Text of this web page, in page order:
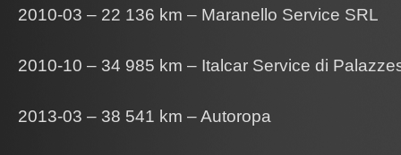
2010-03 – 22 136 km – Maranello Service SRL
2010-10 – 34 985 km – Italcar Service di
2013-03 – 38 541 km – Autoropa